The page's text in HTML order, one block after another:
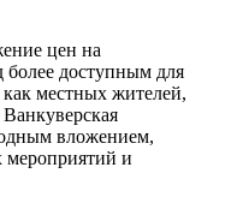
цен на
более доступным для
местных жителей,
вложением,
мероприятий и